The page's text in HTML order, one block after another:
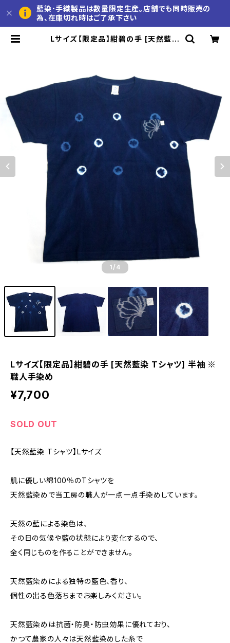
藍染･手織製品は数量限定生産。店舗でも同時販売の
為、在庫切れ時はご了承下さい
Lサイズ【限定品】紺碧の手 [天然藍染
1 /4
Lサイズ【限定品】紺碧の手 [天然藍染 Tシャツ] 半袖 ※
職人手染め
¥7,700
SOLD OUT
【天然藍染 Tシャツ】Lサイズ
肌に優しい綿100％のTシャツを
天然藍染めで当工房の職人が一点一点手染めしています。
天然の藍による染色は、
その日の気候や藍の状態により変化するので、
全く同じものを作ることができません。
天然藍染めによる独特の藍色、香り、
個性の出る色落ちまでお楽しみください。
天然藍染めは抗菌・防臭・防虫効果に優れており、
かつて農家の人々は天然藍染めした糸で